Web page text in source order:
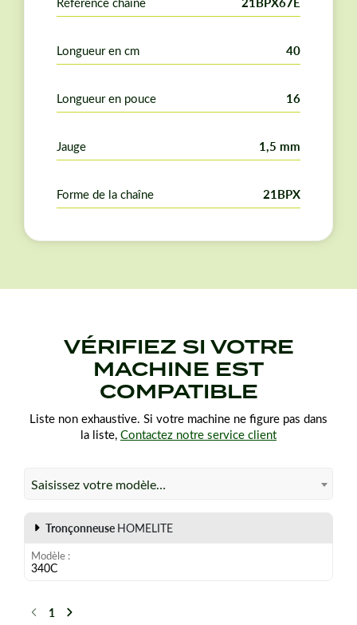
Longueur en cm 40
Longueur en pouce 16
Jauge 1,5 mm
Forme de la chaîne 21BPX
VÉRIFIEZ SI VOTRE
MACHINE EST
COMPATIBLE
Liste non exhaustive. Si votre machine ne figure pas dans
la liste, Contactez notre service client
Saisissez votre modèle…
Tronçonneuse HOMELITE
Modèle
340C
Précédent
1 Suivant